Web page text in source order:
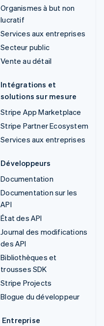
Organismes à but non
lucratif
Services aux entreprises
Secteur public
Vente au détail
Intégrations et
solutions sur mesure
Stripe App Marketplace
Stripe Partner Ecosystem
Services aux entreprises
Développeurs
Documentation
Documentation sur les
API
État des API
Journal des modifications
des API
Bibliothèques et
trousses SDK
Stripe Projects
Blogue du développeur
Entreprise